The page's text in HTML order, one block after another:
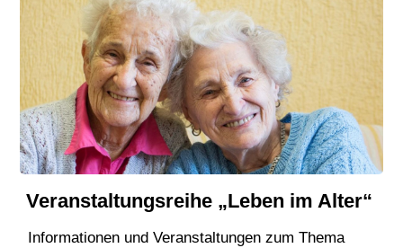
Veranstaltungsreihe „Leben im Alter“
Informationen und Veranstaltungen zum Thema